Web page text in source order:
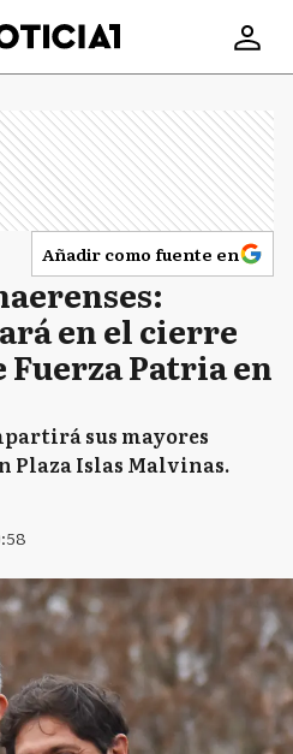
Añadir como fuente en
en el cierre
Fuerza Patria en
sus mayores
Plaza Islas Malvinas.